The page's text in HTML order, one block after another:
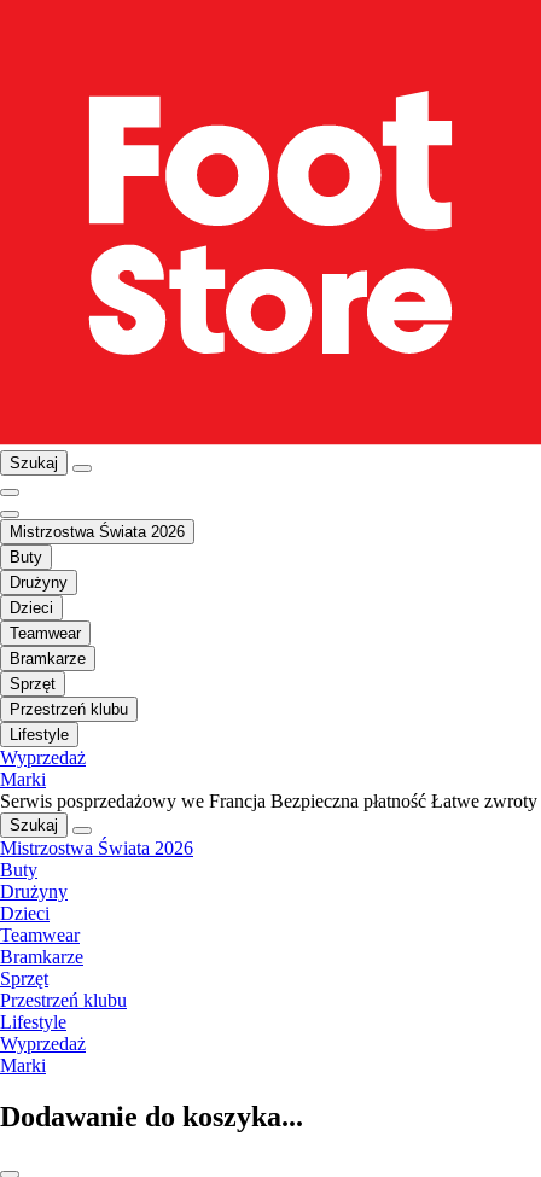
Szukaj
Mistrzostwa Świata 2026
Buty
Drużyny
Dzieci
Teamwear
Bramkarze
Sprzęt
Przestrzeń klubu
Lifestyle
Wyprzedaż
Marki
Serwis posprzedażowy we Francja Bezpieczna płatność Łatwe zwroty
Szukaj
Mistrzostwa Świata 2026
Buty
Drużyny
Dzieci
Teamwear
Bramkarze
Sprzęt
Przestrzeń klubu
Lifestyle
Wyprzedaż
Marki
Dodawanie do koszyka...